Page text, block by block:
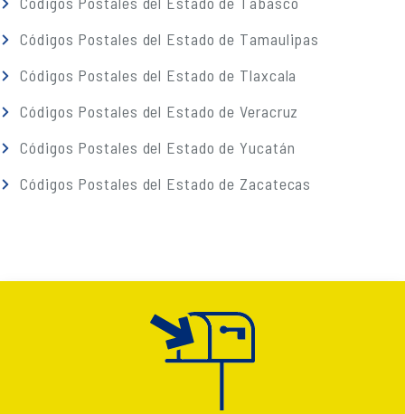
Códigos Postales del Estado de Tamaulipas
Códigos Postales del Estado de Tlaxcala
Códigos Postales del Estado de Veracruz
Códigos Postales del Estado de Yucatán
Códigos Postales del Estado de Zacatecas